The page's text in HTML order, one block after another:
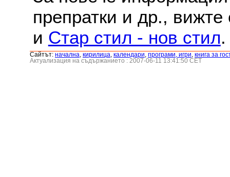
препратки и др.,
и Стар стил - нов стил.
Сайтът: началнa кирилица календари програми, игри книга за
Актуализация на съдържанието : 2007-06-11 13:41:50 CET